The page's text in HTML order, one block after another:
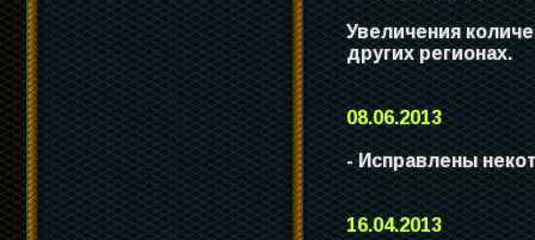
Увеличения
других регионах.
08.06.2013
- Исправлены
16.04.2013